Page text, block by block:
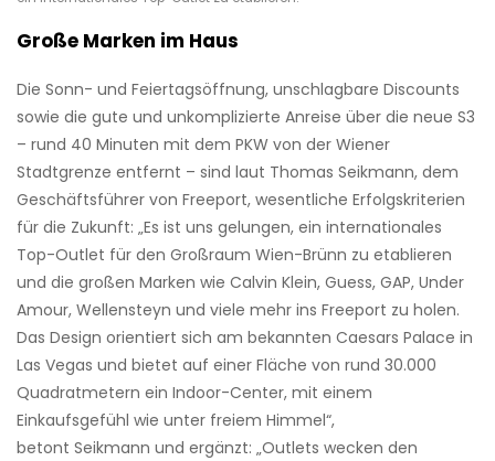
Große Marken im Haus
Die Sonn- und Feiertagsöffnung, unschlagbare Discounts
sowie die gute und unkomplizierte Anreise über die neue S3
– rund 40 Minuten mit dem PKW von der Wiener
Stadtgrenze entfernt – sind laut Thomas Seikmann, dem
Geschäftsführer von Freeport, wesentliche Erfolgskriterien
für die Zukunft: „Es ist uns gelungen, ein internationales
Top-Outlet für den Großraum Wien-Brünn zu etablieren
und die großen Marken wie Calvin Klein, Guess, GAP, Under
Amour, Wellensteyn und viele mehr ins Freeport zu holen.
Das Design orientiert sich am bekannten Caesars Palace in
Las Vegas und bietet auf einer Fläche von rund 30.000
Quadratmetern ein Indoor-Center, mit einem
Einkaufsgefühl wie unter freiem Himmel“,
betont Seikmann und ergänzt: „Outlets wecken den